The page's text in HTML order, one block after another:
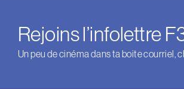
Rejoins l’infolettre
Un peu de cinéma dans ta boite courriel,